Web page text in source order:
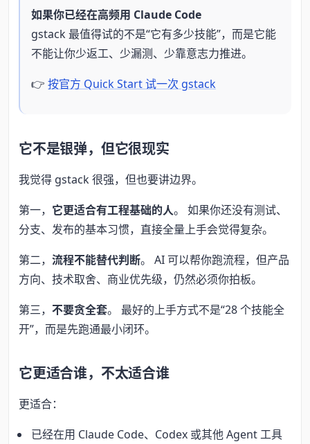
如果你已经在高频用 Claude Code
gstack 最值得试的不是“它有多少技能”，而是它能
不能让你少返工、少漏测、少靠意志力推进。
👉 按官方 Quick Start 试一次 gstack
它不是银弹，但它很现实
我觉得 gstack 很强，但也要讲边界。
第一， 它更适合有工程基础的人。 如果你还没有测试、
分支、发布的基本习惯，直接全量上手会觉得复杂。
第二， 流程不能替代判断。 AI 可以帮你跑流程，但产品
方向、技术取舍、商业优先级，仍然必须你拍板。
第三， 不要贪全套。 最好的上手方式不是“28 个技能全
开”，而是先跑通最小闭环。
它更适合谁，不太适合谁
更适合：
已经在用 Claude Code、Codex 或其他 Agent 工具